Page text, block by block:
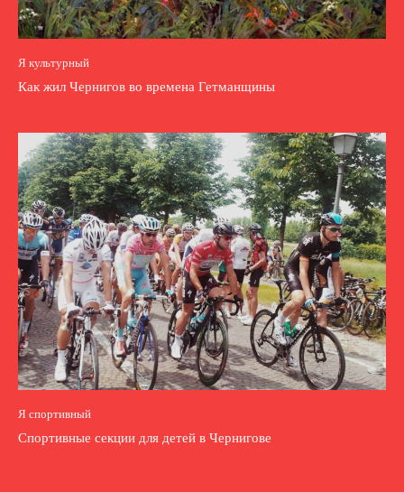
Я культурный
Как жил Чернигов во времена Гетманщины
Я спортивный
Спортивные секции для детей в Чернигове